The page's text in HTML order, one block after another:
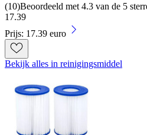
(10)Beoordeeld met 4.3 van de 5
17.39
Prijs: 17.39 euro
Bekijk alles in reinigingsmiddel